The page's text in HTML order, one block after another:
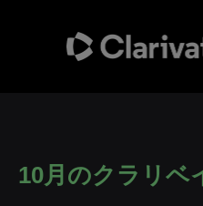
10月のクラリベ